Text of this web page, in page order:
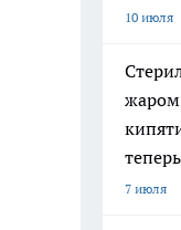
10 июля
7 июля